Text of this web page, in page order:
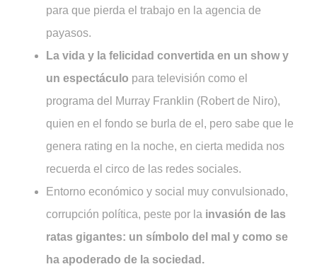
para que pierda el trabajo en la agencia de
payasos.
La vida y la felicidad convertida en un show y
un espectáculo para televisión como el
programa del Murray Franklin (Robert de Niro),
quien en el fondo se burla de el, pero sabe que le
genera rating en la noche, en cierta medida nos
recuerda el circo de las redes sociales.
Entorno económico y social muy convulsionado,
corrupción política, peste por la invasión de las
ratas gigantes: un símbolo del mal y como se
ha apoderado de la sociedad.